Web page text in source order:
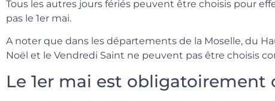
Tous les autres jours fériés peuvent être choisis pour
pas le 1er mai.
A noter que dans les départements de la Moselle, du
Noël et le Vendredi Saint ne peuvent pas être choisis
Le 1er mai est obligatoirement